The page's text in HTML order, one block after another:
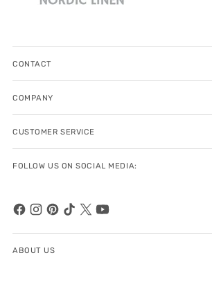
CONTACT
COMPANY
CUSTOMER SERVICE
FOLLOW US ON SOCIAL MEDIA:
ABOUT US